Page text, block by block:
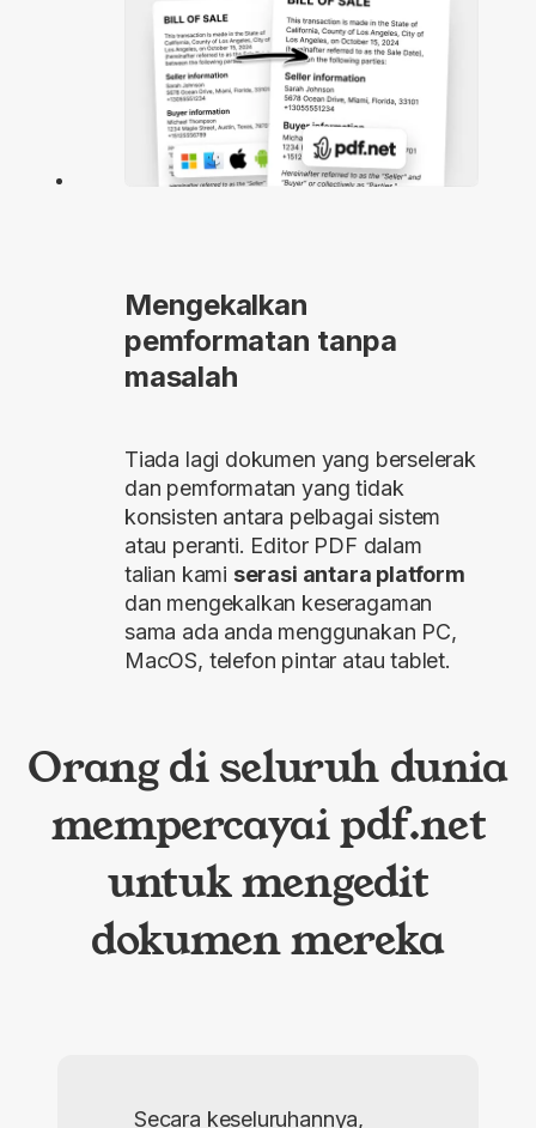
Mengekalkan
pemformatan tanpa
masalah
Tiada lagi dokumen yang berselerak
dan pemformatan yang tidak
konsisten antara pelbagai sistem
atau peranti. Editor PDF dalam
talian kami serasi antara platform
dan mengekalkan keseragaman
sama ada anda menggunakan PC,
MacOS, telefon pintar atau tablet.
Orang di seluruh dunia
mempercayai pdf.net
untuk mengedit
dokumen mereka
Secara keseluruhannya,